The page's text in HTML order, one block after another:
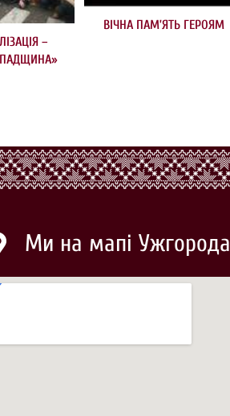
–
ВІЧНА ПАМ’ЯТЬ ГЕРОЯМ
Ми на мапі Ужгорода